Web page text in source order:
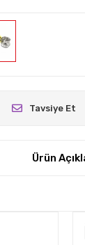
Tavsiye Et
Ürün